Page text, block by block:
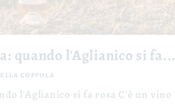
quando l'Aglianico si fa...
COPPOLA
l'Aglianico si fa rosa C'è un vino